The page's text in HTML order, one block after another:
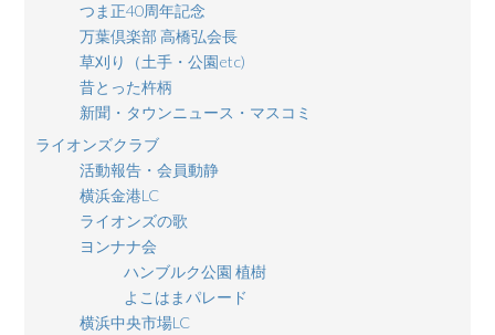
つま正40周年記念
万葉倶楽部 高橋弘会長
草刈り（土手・公園etc)
昔とった杵柄
新聞・タウンニュース・マスコミ
ライオンズクラブ
活動報告・会員動静
横浜金港LC
ライオンズの歌
ヨンナナ会
ハンブルク公園 植樹
よこはまパレード
横浜中央市場LC